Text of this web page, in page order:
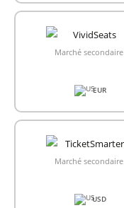
Marché secondaire
EUR
Marché secondaire
USD